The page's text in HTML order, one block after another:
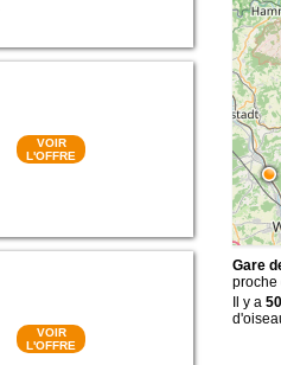
VOIR
L'OFFRE
VOIR
L'OFFRE
Gare
proche
Il y a